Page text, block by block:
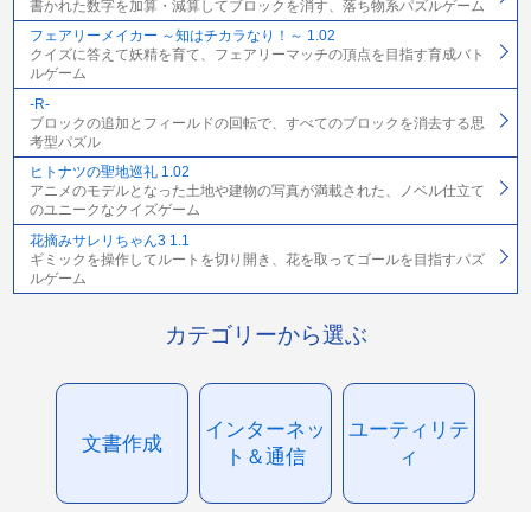
書かれた数字を加算・減算してブロックを消す、落ち物系パズルゲーム
フェアリーメイカー ～知はチカラなり！～ 1.02
クイズに答えて妖精を育て、フェアリーマッチの頂点を目指す育成バト
ルゲーム
-R-
ブロックの追加とフィールドの回転で、すべてのブロックを消去する思
考型パズル
ヒトナツの聖地巡礼 1.02
アニメのモデルとなった土地や建物の写真が満載された、ノベル仕立て
のユニークなクイズゲーム
花摘みサレリちゃん3 1.1
ギミックを操作してルートを切り開き、花を取ってゴールを目指すパズ
ルゲーム
カテゴリーから選ぶ
文書作成
インターネッ
ト＆通信
ユーティリテ
ィ